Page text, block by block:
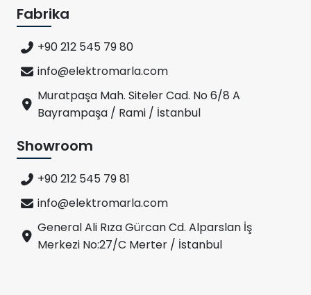
Fabrika
+90 212 545 79 80
info@elektromarla.com
Muratpaşa Mah. Siteler Cad. No 6/8 A
Bayrampaşa / Rami / İstanbul
Showroom
+90 212 545 79 81
info@elektromarla.com
General Ali Rıza Gürcan Cd. Alparslan İş
Merkezi No:27/C Merter / İstanbul